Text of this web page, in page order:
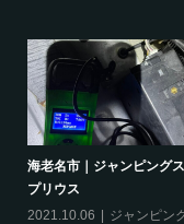
海老名市｜ジャンピングス
プリウス
2021.10.06
ジャンピン